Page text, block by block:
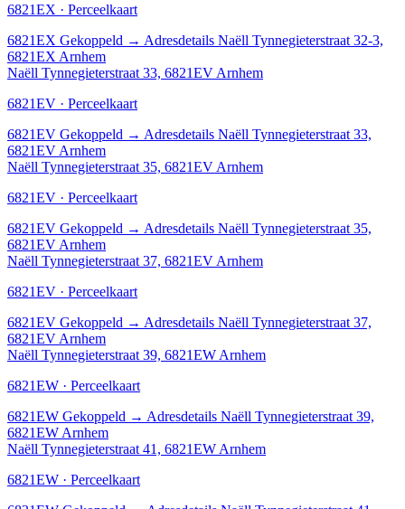
6821EX · Perceelkaart
6821EX Gekoppeld → Adresdetails Naëll Tynnegieterstraat 32-3,
6821EX Arnhem
Naëll Tynnegieterstraat 33, 6821EV Arnhem
6821EV · Perceelkaart
6821EV Gekoppeld → Adresdetails Naëll Tynnegieterstraat 33,
6821EV Arnhem
Naëll Tynnegieterstraat 35, 6821EV Arnhem
6821EV · Perceelkaart
6821EV Gekoppeld → Adresdetails Naëll Tynnegieterstraat 35,
6821EV Arnhem
Naëll Tynnegieterstraat 37, 6821EV Arnhem
6821EV · Perceelkaart
6821EV Gekoppeld → Adresdetails Naëll Tynnegieterstraat 37,
6821EV Arnhem
Naëll Tynnegieterstraat 39, 6821EW Arnhem
6821EW · Perceelkaart
6821EW Gekoppeld → Adresdetails Naëll Tynnegieterstraat 39,
6821EW Arnhem
Naëll Tynnegieterstraat 41, 6821EW Arnhem
6821EW · Perceelkaart